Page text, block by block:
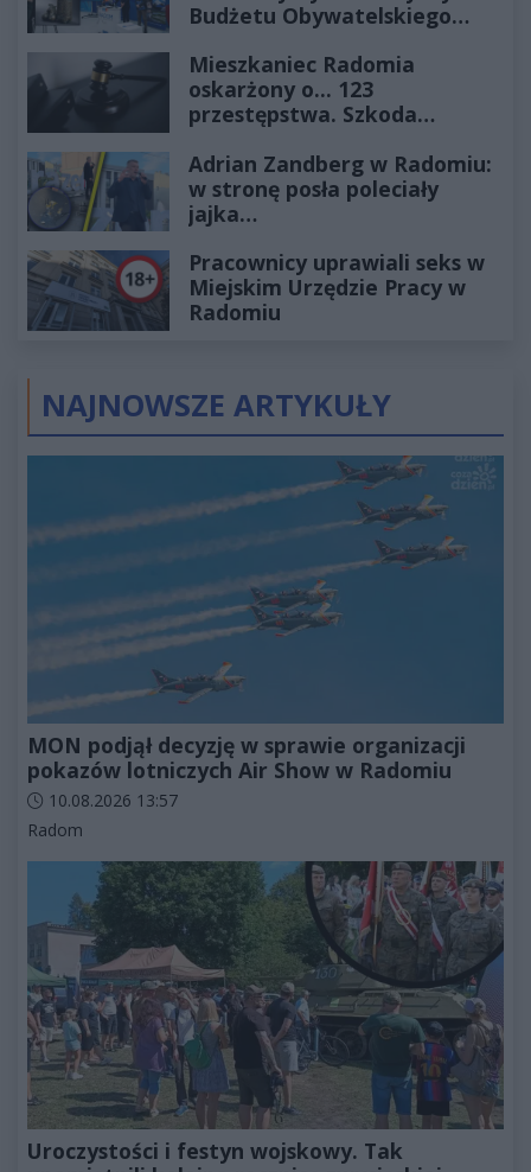
Budżetu Obywatelskiego
Mieszkaniec Radomia
oskarżony o... 123
przestępstwa. Szkoda
złotych
Adrian Zandberg w Radomiu:
w stronę posła poleciały
jajka…
Pracownicy uprawiali seks w
Miejskim Urzędzie Pracy w
Radomiu
NAJNOWSZE ARTYKUŁY
MON podjął decyzję w sprawie organizacji
pokazów lotniczych Air Show w Radomiu
Data dodania artykułu:
10.08.2026 13:57
Kategorie artykułu:
Radom
Uroczystości i festyn wojskowy. Tak